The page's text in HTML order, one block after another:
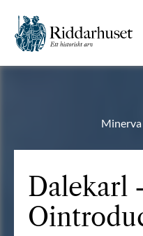
Minerva
Dalekarl